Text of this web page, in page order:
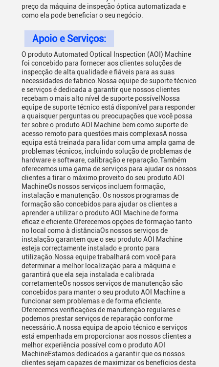
preço da máquina de inspeção óptica automatizada e
como ela pode beneficiar o seu negócio.
Apoio e Serviços:
O produto Automated Optical Inspection (AOI) Machine
foi concebido para fornecer aos clientes soluções de
inspecção de alta qualidade e fiáveis para as suas
necessidades de fabrico.Nossa equipe de suporte técnico
e serviços é dedicada a garantir que nossos clientes
recebam o mais alto nível de suporte possívelNossa
equipe de suporte técnico está disponível para responder
a quaisquer perguntas ou preocupações que você possa
ter sobre o produto AOI Machine.bem como suporte de
acesso remoto para questões mais complexasA nossa
equipa está treinada para lidar com uma ampla gama de
problemas técnicos, incluindo solução de problemas de
hardware e software, calibração e reparação.Também
oferecemos uma gama de serviços para ajudar os nossos
clientes a tirar o máximo proveito do seu produto AOI
MachineOs nossos serviços incluem formação,
instalação e manutenção. Os nossos programas de
formação são concebidos para ajudar os clientes a
aprender a utilizar o produto AOI Machine de forma
eficaz e eficiente.Oferecemos opções de formação tanto
no local como à distânciaOs nossos serviços de
instalação garantem que o seu produto AOI Machine
esteja correctamente instalado e pronto para
utilização.Nossa equipe trabalhará com você para
determinar a melhor localização para a máquina e
garantirá que ela seja instalada e calibrada
corretamenteOs nossos serviços de manutenção são
concebidos para manter o seu produto AOI Machine a
funcionar sem problemas e de forma eficiente.
Oferecemos verificações de manutenção regulares e
podemos prestar serviços de reparação conforme
necessário.A nossa equipa de apoio técnico e serviços
está empenhada em proporcionar aos nossos clientes a
melhor experiência possível com o produto AOI
MachineEstamos dedicados a garantir que os nossos
clientes sejam capazes de maximizar os benefícios desta